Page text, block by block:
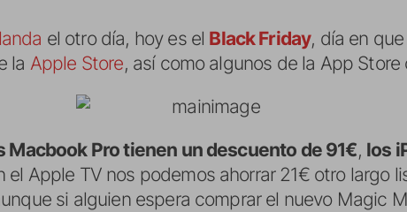
el otro día, hoy es el Black Friday, día en
la Apple Store, así como algunos de la App
Macbook Pro tienen un descuento de 91€, los
el Apple TV nos podemos ahorrar 21€ otro largo
si alguien espera comprar el nuevo Magic